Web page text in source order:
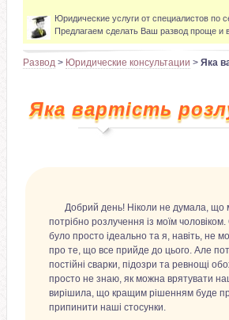
Юридические услуги от специалистов по
Предлагаем сделать Ваш развод проще и
Развод > Юридические консультации > Яка
Яка вартість
Добрий день! Ніколи не думала, що
потрібно розлучення із моїм чоловіком.
було просто ідеально та я, навіть, не
про те, що все прийде до цього. Але
постійні сварки, підозри та ревнощі
просто не знаю, як можна врятувати
вирішила, що кращим рішенням буде
припинити наші стосунки.